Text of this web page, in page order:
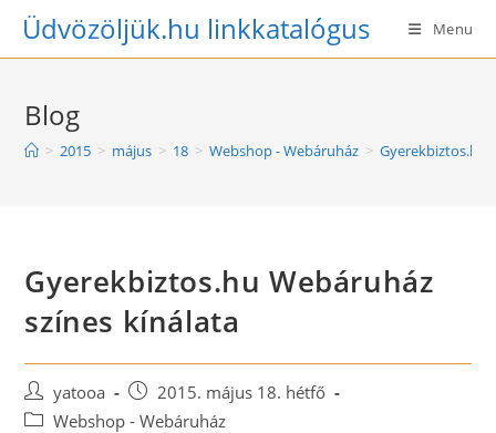
SkipÜdvözöljük.hu linkkatalógus Menu
Blog
> 2015 > május > 18 > Webshop - Webáruház > Gyerekbiztos.hu
Gyerekbiztos.hu Webáruház
színes kínálata
Post
author:
yatooa
Post
published:
2015. május 18. hétfő
PostWebshop - Webáruház